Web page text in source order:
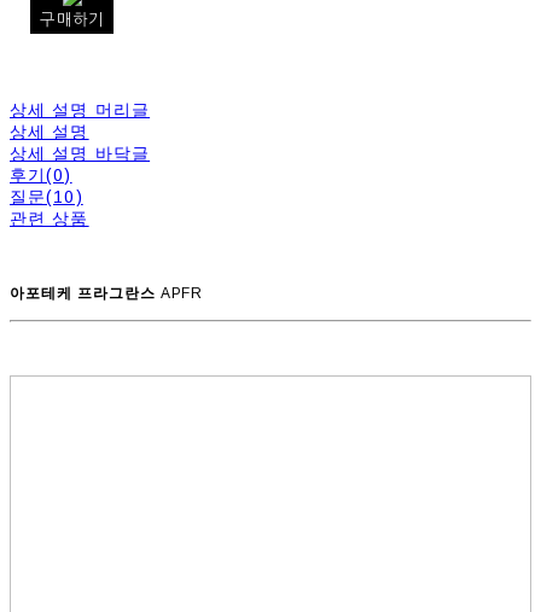
구매하기
상세 설명 머리글
상세 설명
상세 설명 바닥글
후기(0)
질문(10)
관련 상품
아포테케 프라그란스 APFR